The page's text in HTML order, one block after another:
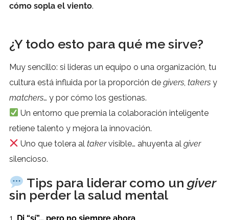
cómo sopla el viento.
¿Y todo esto para qué me sirve?
Muy sencillo: si lideras un equipo o una organización, tu
cultura está influida por la proporción de givers takers y
matchers… y por cómo los gestionas.
Un entorno que premia la colaboración inteligente
retiene talento y mejora la innovación.
Uno que tolera altakervisible… ahuyenta algiver
silencioso.
Tips para liderar como un giver
sin perder la salud mental